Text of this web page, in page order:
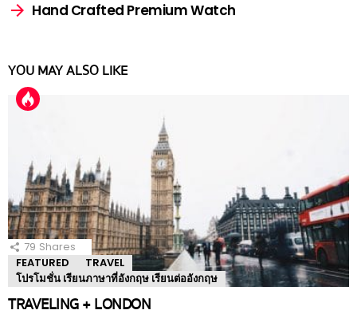
Hand Crafted Premium Watch
YOU MAY ALSO LIKE
79 Shares
FEATURED
TRAVEL
โปรโมชั่น เรียนภาษาที่อังกฤษ เรียนต่ออังกฤษ
TRAVELING + LONDON